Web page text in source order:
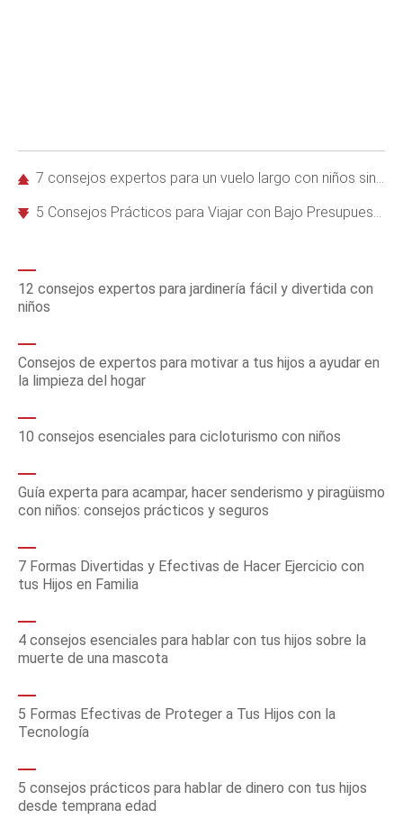
7 consejos expertos para un vuelo largo con niños sin estrés
5 Consejos Prácticos para Viajar con Bajo Presupuesto y Ahorrar al Máximo
12 consejos expertos para jardinería fácil y divertida con
niños
Consejos de expertos para motivar a tus hijos a ayudar en
la limpieza del hogar
10 consejos esenciales para cicloturismo con niños
Guía experta para acampar, hacer senderismo y piragüismo
con niños: consejos prácticos y seguros
7 Formas Divertidas y Efectivas de Hacer Ejercicio con
tus Hijos en Familia
4 consejos esenciales para hablar con tus hijos sobre la
muerte de una mascota
5 Formas Efectivas de Proteger a Tus Hijos con la
Tecnología
5 consejos prácticos para hablar de dinero con tus hijos
desde temprana edad